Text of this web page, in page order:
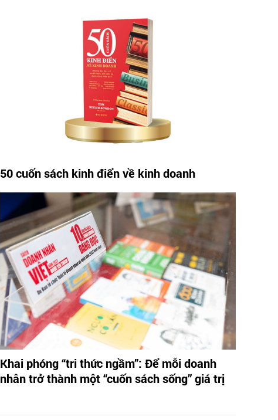
50 cuốn sách kinh điển về kinh doanh
Khai phóng “tri thức ngầm”: Để mỗi doanh
nhân trở thành một “cuốn sách sống” giá trị